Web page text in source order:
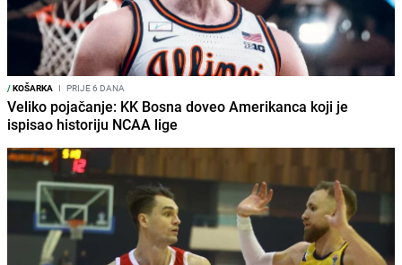
/KOŠARKA I PRIJE 6 DANA
Veliko pojačanje: KK Bosna doveo Amerikanca koji je
ispisao historiju NCAA lige